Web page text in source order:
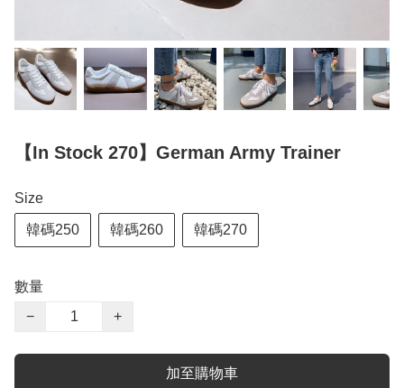
【In Stock 270】German Army Trainer
Size
韓碼250 韓碼260 韓碼270
數量
−
+
加至購物車